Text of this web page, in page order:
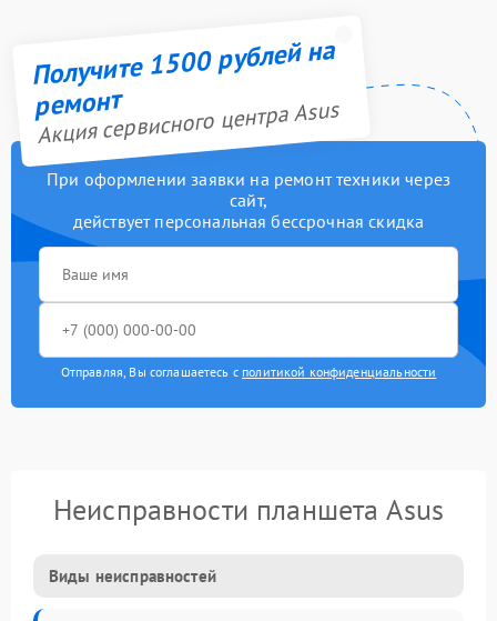
Получите 1500 рублей на
ремонт
Акция сервисного центра Asus
При оформлении заявки на ремонт техники через
сайт,
действует персональная бессрочная скидка
Отправляя, Вы соглашаетесь с политикой конфиденциальности
Неисправности планшета Asus
Виды неисправностей